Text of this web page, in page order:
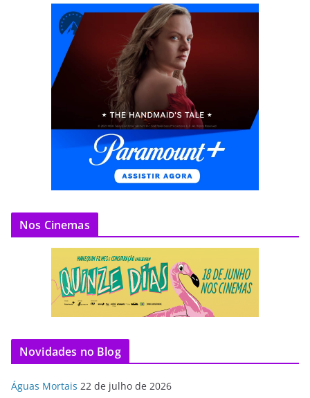
Nos Cinemas
Novidades no Blog
Águas Mortais 22 de julho de 2026